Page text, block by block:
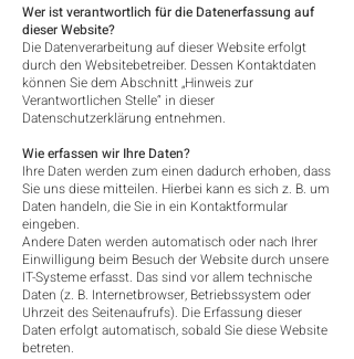
Wer ist verantwortlich für die Datenerfassung auf
dieser Website?
Die Datenverarbeitung auf dieser Website erfolgt
durch den Websitebetreiber. Dessen Kontaktdaten
können Sie dem Abschnitt „Hinweis zur
Verantwortlichen Stelle“ in dieser
Datenschutzerklärung entnehmen.
Wie erfassen wir Ihre Daten?
Ihre Daten werden zum einen dadurch erhoben, dass
Sie uns diese mitteilen. Hierbei kann es sich z. B. um
Daten handeln, die Sie in ein Kontaktformular
eingeben.
Andere Daten werden automatisch oder nach Ihrer
Einwilligung beim Besuch der Website durch unsere
IT-Systeme erfasst. Das sind vor allem technische
Daten (z. B. Internetbrowser, Betriebssystem oder
Uhrzeit des Seitenaufrufs). Die Erfassung dieser
Daten erfolgt automatisch, sobald Sie diese Website
betreten.